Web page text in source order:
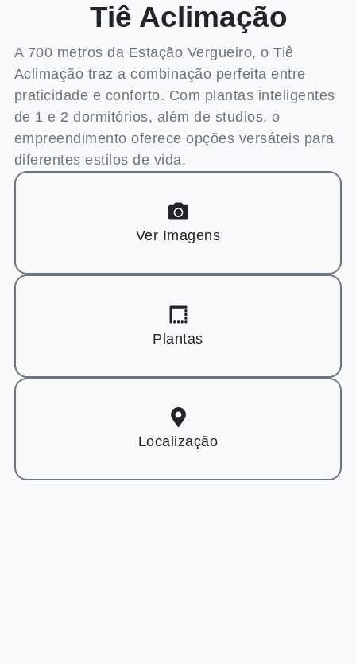
Tiê Aclimação
A 700 metros da Estação Vergueiro, o Tiê
Aclimação traz a combinação perfeita entre
praticidade e conforto. Com plantas inteligentes
de 1 e 2 dormitórios, além de studios, o
empreendimento oferece opções versáteis para
diferentes estilos de vida.
Ver Imagens
Plantas
Localização